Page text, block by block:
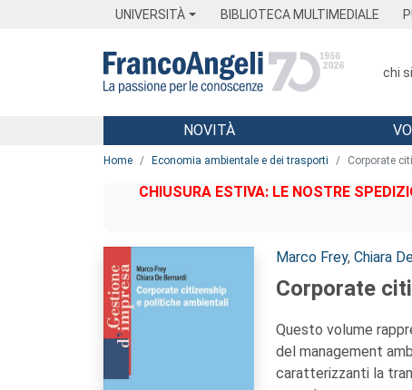
UNIVERSITÀ BIBLIOTECA MULTIMEDIALE
chi
Menu
NOVITÀ
Home Economia ambientale e dei trasporti Corporate
CHIUSURA ESTIVA: LE NOSTRE
Autori:
Marco Frey, Chiara
Corporate
Questo volume
del management
caratterizzanti la